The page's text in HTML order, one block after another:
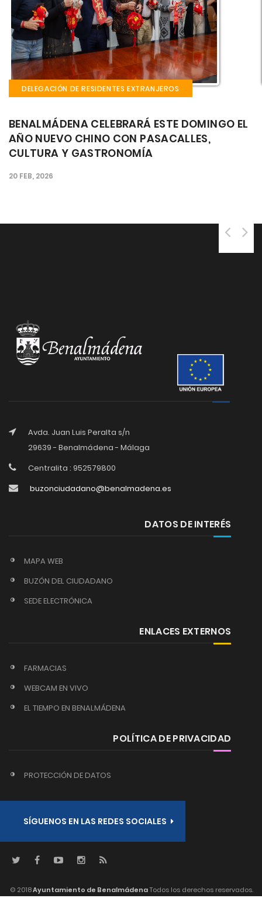
EL
DELEGACIÓN DE RESIDENTES EXTRANJEROS
EL CASTILLO EL BIL BIL ACOGE ESTE
SEMANA LA FIESTA GAUCHA:
MÚSICA Y GASTRONOMÍA
Avda. Juan Luis Peralta s/n
29639 - Benalmádena - Málaga
Centralita : 952579800
buzonciudadano@benalmadena.es
DATOS DE INTERÉS
MAPA WEB
BUZÓN DEL CIUDADANO
SEDE ELECTRÓNICA
ENLACES EXTERNOS
FARMACIAS
WEBCAM EN VIVO
EL TIEMPO EN BENALMÁDENA
POLÍTICA DE PRIVACIDAD
PROTECCIÓN DE DATOS
SÍGUENOS EN LAS REDES SOCIALES
© 2018Ayuntamiento de BenalmádenaTodos los derechos reservados.